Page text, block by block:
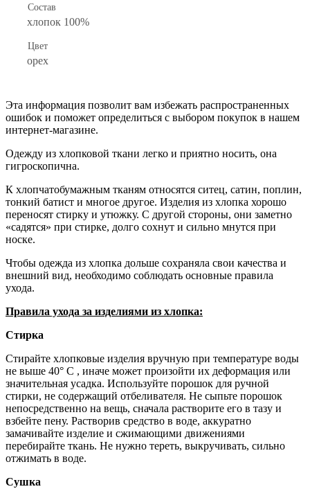
Состав
хлопок 100%
Цвет
орех
Эта информация позволит вам избежать распространенных
ошибок и поможет определиться с выбором покупок в нашем
интернет-магазине.
Одежду из хлопковой ткани легко и приятно носить, она
гигроскопична.
К хлопчатобумажным тканям относятся ситец, сатин, поплин,
тонкий батист и многое другое. Изделия из хлопка хорошо
переносят стирку и утюжку. С другой стороны, они заметно
«садятся» при стирке, долго сохнут и сильно мнутся при
носке.
Чтобы одежда из хлопка дольше сохраняла свои качества и
внешний вид, необходимо соблюдать основные правила
ухода.
Правила ухода за изделиями из хлопка:
Стирка
Стирайте хлопковые изделия вручную при температуре воды
не выше 40° С , иначе может произойти их деформация или
значительная усадка. Используйте порошок для ручной
стирки, не содержащий отбеливателя. Не сыпьте порошок
непосредственно на вещь, сначала растворите его в тазу и
взбейте пену. Растворив средство в воде, аккуратно
замачивайте изделие и сжимающими движениями
перебирайте ткань. Не нужно тереть, выкручивать, сильно
отжимать в воде.
Сушка